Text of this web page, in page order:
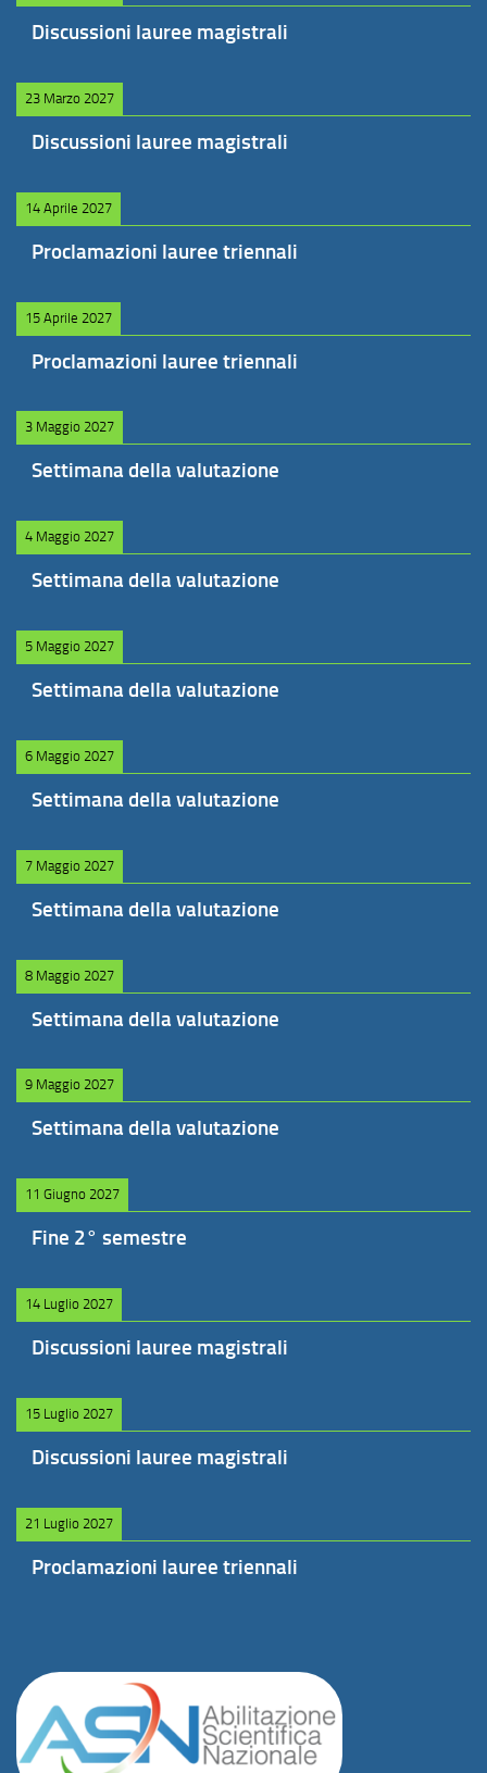
Discussioni lauree magistrali
23 Marzo 2027
Discussioni lauree magistrali
14 Aprile 2027
Proclamazioni lauree triennali
15 Aprile 2027
Proclamazioni lauree triennali
3 Maggio 2027
Settimana della valutazione
4 Maggio 2027
Settimana della valutazione
5 Maggio 2027
Settimana della valutazione
6 Maggio 2027
Settimana della valutazione
7 Maggio 2027
Settimana della valutazione
8 Maggio 2027
Settimana della valutazione
9 Maggio 2027
Settimana della valutazione
11 Giugno 2027
Fine 2° semestre
14 Luglio 2027
Discussioni lauree magistrali
15 Luglio 2027
Discussioni lauree magistrali
21 Luglio 2027
Proclamazioni lauree triennali